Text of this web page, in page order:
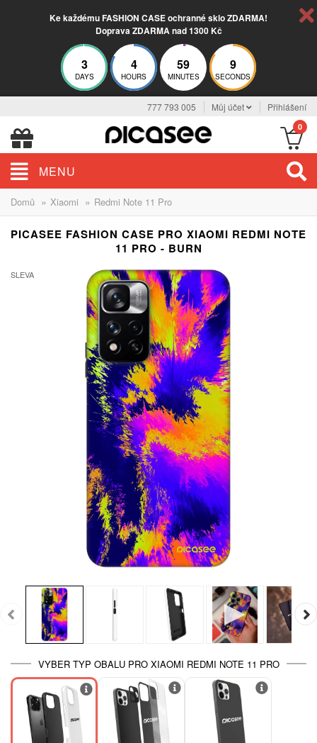
Ke každému FASHION CASE ochranné sklo ZDARMA!
Doprava ZDARMA nad 1300 Kč
3
DAYS
4
HOURS
59
MINUTES
8
SECONDS
777 793 005 Můj účet Přihlášení
0
MENU
Domů » Xiaomi » Redmi Note 11 Pro
PICASEE FASHION CASE PRO XIAOMI REDMI NOTE
11 PRO - BURN
SLEVA
VYBER TYP OBALU PRO XIAOMI REDMI NOTE 11 PRO
-30%